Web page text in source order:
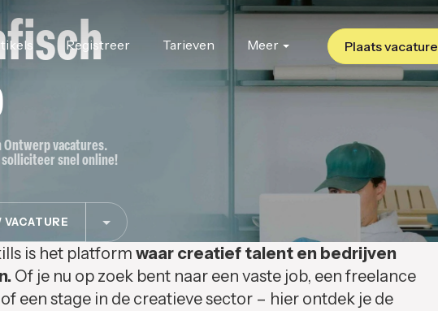
Registreer Tarieven Meer Plaats vacature
Ontwerp vacatures.
snel online!
VACATURE
is het platform waar creatief talent en bedrijven
Of je nu op zoek bent naar een vaste job, een freelance
een stage in de creatieve sector – hier ontdek je de